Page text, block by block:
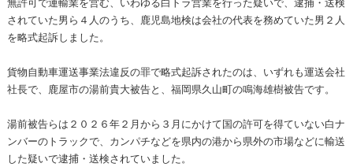
されていた男ら４人のうち、鹿児島地検は会社の代表を務めていた男２人
を略式起訴しました。
貨物自動車運送事業法違反の罪で略式起訴されたのは、いずれも運送会社
社長で、鹿屋市の湯前貴大被告と、福岡県久山町の鳴海雄樹被告です。
湯前被告らは２０２６年２月から３月にかけて国の許可を得ていない白ナ
ンバーのトラックで、カンパチなどを県内の港から県外の市場などに輸送
した疑いで逮捕・送検されていました。